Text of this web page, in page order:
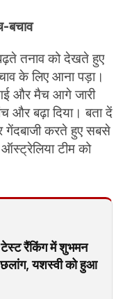
बचाव
तनाव को देखते हुए
के लिए आना पड़ा।
और मैच आगे जारी
और बढ़ा दिया। बता दें
गेंदबाजी करते हुए सबसे
टीम को
रैंकिंग में शुभमन
छलांग, यशस्वी को हुआ